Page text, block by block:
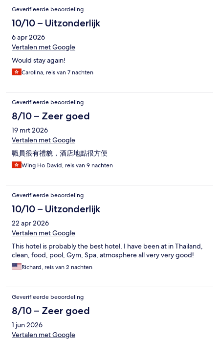
Geverifieerde beoordeling
10/10 – Uitzonderlijk
6 apr 2026
Vertalen met Google
Would stay again!
Carolina, reis van 7 nachten
Geverifieerde beoordeling
8/10 – Zeer goed
19 mrt 2026
Vertalen met Google
職員很有禮貌，酒店地點很方便
Wing Ho David, reis van 9 nachten
Geverifieerde beoordeling
10/10 – Uitzonderlijk
22 apr 2026
Vertalen met Google
This hotel is probably the best hotel, I have been at in Thailand,
clean, food, pool, Gym, Spa, atmosphere all very very good!
Richard, reis van 2 nachten
Geverifieerde beoordeling
8/10 – Zeer goed
1 jun 2026
Vertalen met Google